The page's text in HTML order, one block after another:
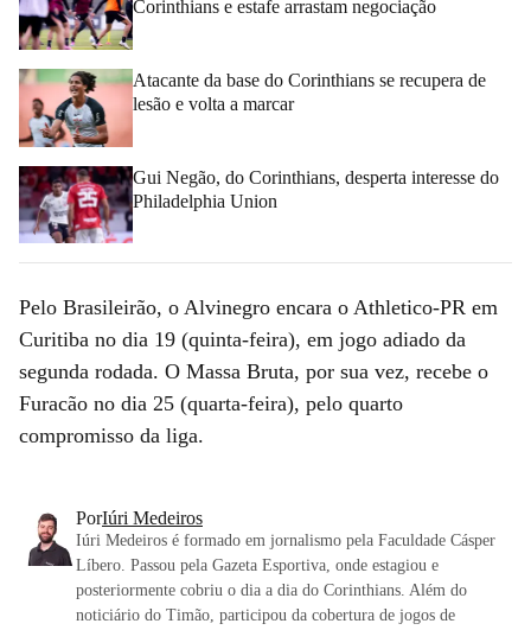
Corinthians e estafe arrastam negociação
Atacante da base do Corinthians se recupera de
lesão e volta a marcar
Gui Negão, do Corinthians, desperta interesse do
Philadelphia Union
Pelo Brasileirão, o Alvinegro encara o Athletico-PR em
Curitiba no dia 19 (quinta-feira), em jogo adiado da
segunda rodada. O Massa Bruta, por sua vez, recebe o
Furacão no dia 25 (quarta-feira), pelo quarto
compromisso da liga.
PorIúri Medeiros
Iúri Medeiros é formado em jornalismo pela Faculdade Cásper
Líbero. Passou pela Gazeta Esportiva, onde estagiou e
posteriormente cobriu o dia a dia do Corinthians. Além do
noticiário do Timão, participou da cobertura de jogos de